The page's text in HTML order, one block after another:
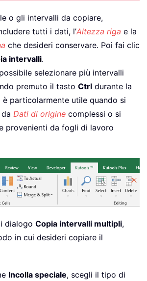
o gli intervalli da copiare,
tutti i dati, l’Altezza riga e la
che desideri conservare. Poi fai clic
intervalli.
selezionare più intervalli
premuto il tasto Ctrl durante la
è particolarmente utile quando si
Dati di origine complessi o si
provenienti da fogli di lavoro
dialogo Copia intervalli multipli,
in cui desideri copiare il
Incolla speciale, scegli il tipo di